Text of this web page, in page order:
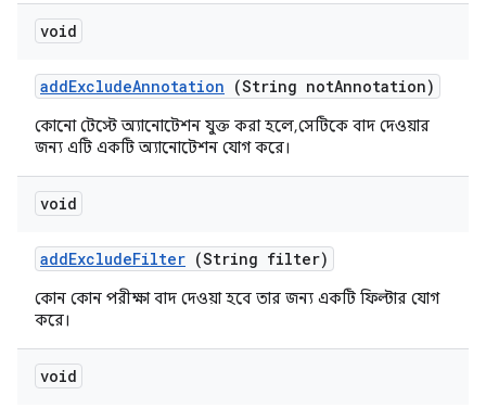
void
addExcludeAnnotation (String notAnnotation)
কোনো টেস্টে অ্যানোটেশন যুক্ত করা হলে, সেটিকে বাদ দেওয়ার
জন্য এটি একটি অ্যানোটেশন যোগ করে।
void
addExcludeFilter (String filter)
কোন কোন পরীক্ষা বাদ দেওয়া হবে তার জন্য একটি ফিল্টার যোগ
করে।
void